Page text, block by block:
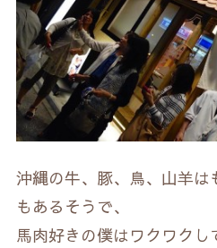
沖縄の牛、豚、鳥、山羊は
もあるそうで、
馬肉好きの僕はワクワクし